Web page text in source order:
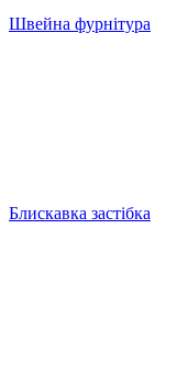
Швейна фурнітура
Блискавка застібка